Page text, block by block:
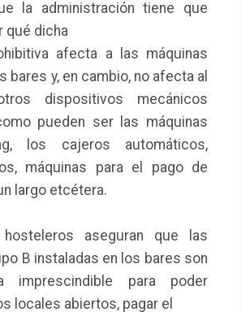
la administración tiene que
qué dicha
afecta a las máquinas
bares y, en cambio, no afecta al
dispositivos mecánicos
pueden ser las máquinas
los cajeros automáticos,
máquinas para el pago de
largo etcétera.
aseguran que las
B instaladas en los bares son
imprescindible para poder
locales abiertos, pagar el